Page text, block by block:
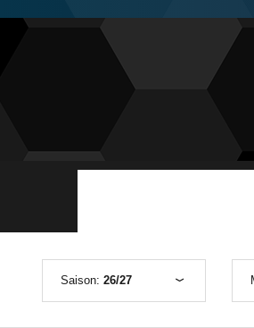
Saison: 26/27